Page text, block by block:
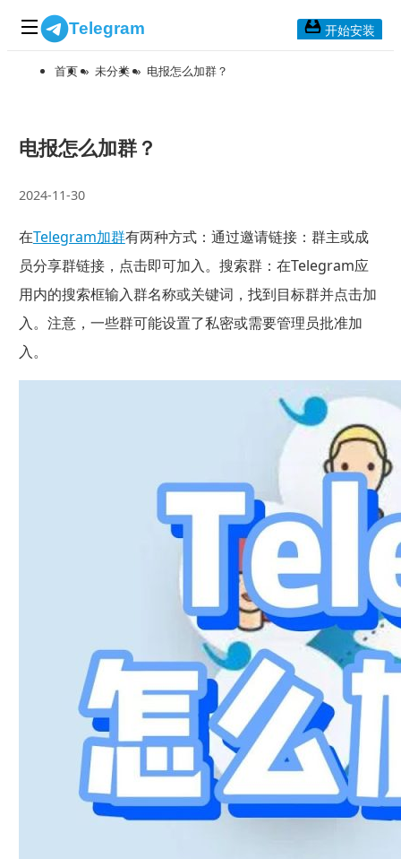
Telegram
Telegram Mac版
Telegram安卓版
Telegram Web版
开始安装
首页 » 未分类 » 电报怎么加群？
电报怎么加群？
2024-11-30
在Telegram加群有两种方式：通过邀请链接：群主或成
员分享群链接，点击即可加入。搜索群：在Telegram应
用内的搜索框输入群名称或关键词，找到目标群并点击加
入。注意，一些群可能设置了私密或需要管理员批准加
入。